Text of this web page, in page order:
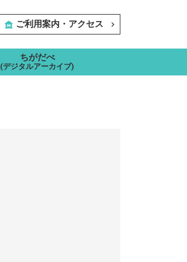
museum ご利用案内・アクセス navigate_next
ちがだべ
(デジタルアーカイブ)